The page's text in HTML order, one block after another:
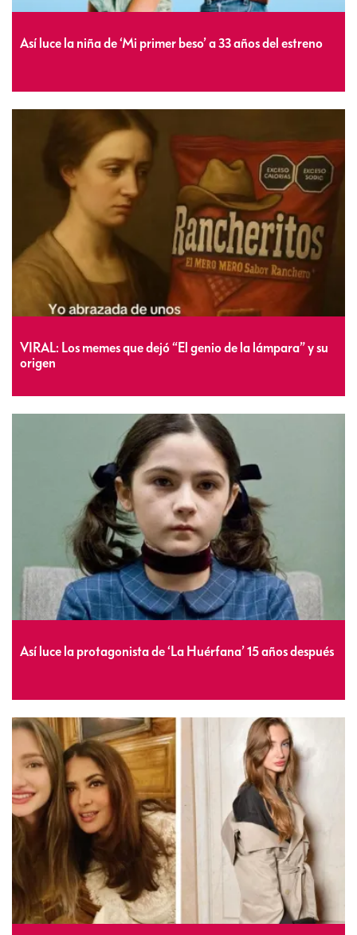
Así luce la niña de ‘Mi primer beso’ a 33 años del estreno
VIRAL: Los memes que dejó “El genio de la lámpara” y su
origen
Así luce la protagonista de ‘La Huérfana’ 15 años después